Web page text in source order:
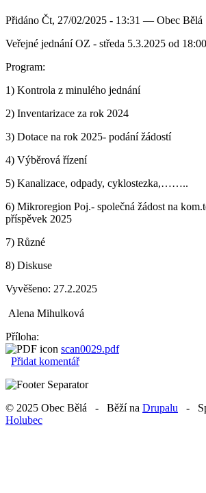
Přidáno Čt, 27/02/2025 - 13:31 — Obec Bělá
Veřejné jednání OZ - středa 5.3.2025 od
Program:
1) Kontrola z minulého jednání
2) Inventarizace za rok 2024
3) Dotace na rok 2025- podání žádostí
4) Výběrová řízení
5) Kanalizace, odpady, cyklostezka,……..
6) Mikroregion Poj.- společná žádost na
příspěvek 2025
7) Různé
8) Diskuse
Vyvěšeno: 27.2.2025
starostka
Alena Mihulková
Příloha:
scan0029.pdf
Přidat komentář
© 2025 Obec Bělá - Běží na Drupalu -
Holubec